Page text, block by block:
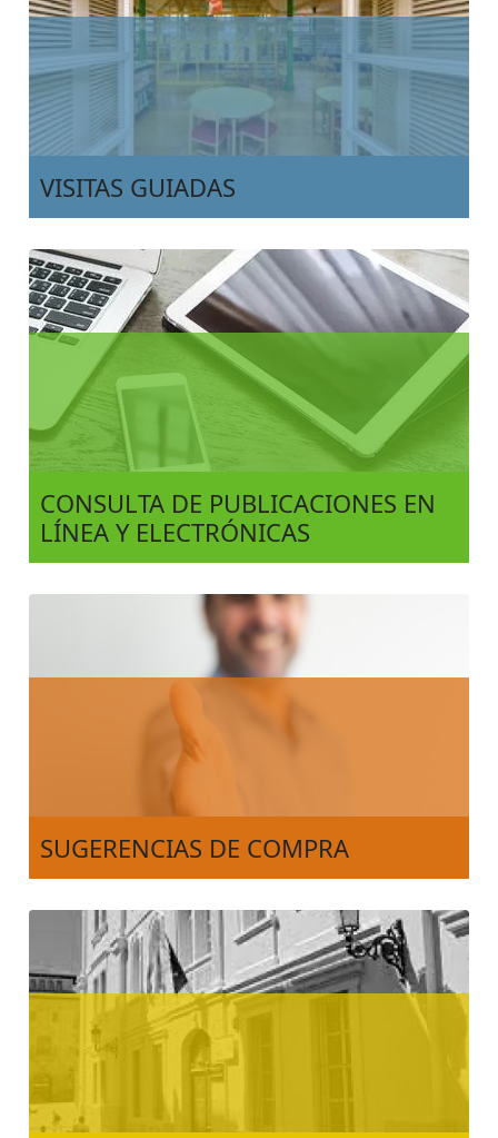
VISITAS GUIADAS
CONSULTA DE PUBLICACIONES EN
LÍNEA Y ELECTRÓNICAS
SUGERENCIAS DE COMPRA